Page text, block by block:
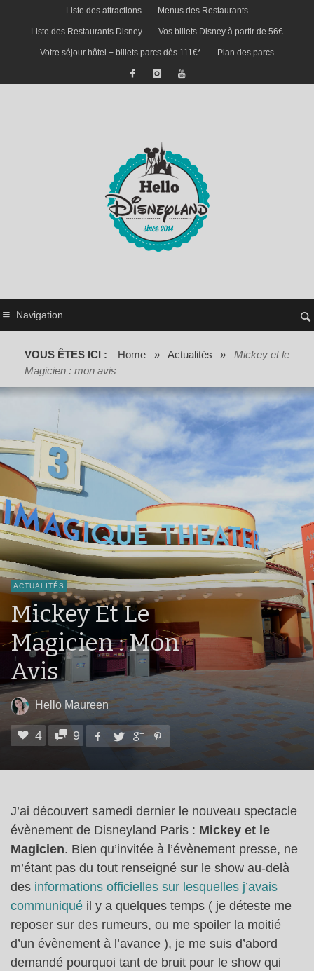
Liste des attractions Menus des Restaurants
Liste des Restaurants Disney Vos billets Disney à partir de 56€
Votre séjour hôtel + billets parcs dès 111€* Plan des parcs
Navigation
VOUS ÊTES ICI : Home » Actualités »
Mickey et le
Magicien : mon avis
ACTUALITÉS
Mickey Et Le
Magicien : Mon
Avis
Hello Maureen
4 9
J’ai découvert samedi dernier le nouveau spectacle
évènement de Disneyland Paris : Mickey et le
Magicien. Bien qu’invitée à l’évènement presse, ne
m’étant pas du tout renseigné sur le show au-delà
des informations officielles sur lesquelles j’avais
communiqué il y a quelques temps ( je déteste me
reposer sur des rumeurs, ou me spoiler la moitié
d’un évènement à l’avance ), je me suis d’abord
demandé pourquoi tant de bruit pour le show qui